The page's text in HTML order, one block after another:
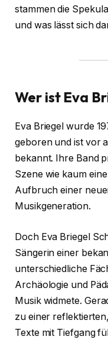
stammen die
und was lässt sich
Wer ist Eva
Eva Briegel wurde
geboren und ist vor
bekannt. Ihre Band
Szene wie kaum
Aufbruch einer
Musikgeneration.
Doch Eva Briegel
Sängerin einer
unterschiedliche
Archäologie und
Musik widmete.
zu einer
Texte mit Tiefgang